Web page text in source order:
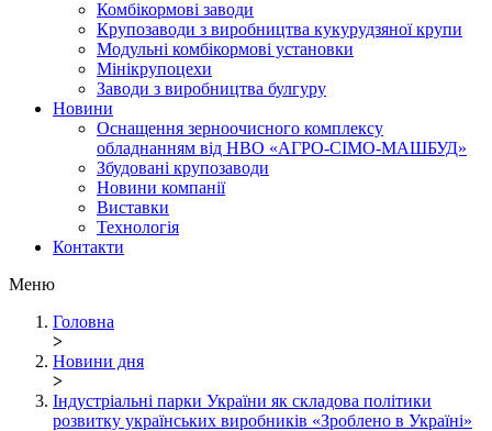
Комбікормові заводи
Крупозаводи з виробництва кукурудзяної крупи
Модульні комбікормові установки
Мінікрупоцехи
Заводи з виробництва булгуру
Новини
Оснащення зерноочисного комплексу
обладнанням від НВО «АГРО-СІМО-МАШБУД»
Збудовані крупозаводи
Новини компанії
Виставки
Технологія
Контакти
Меню
Головна
>
Новини дня
>
Індустріальні парки України як складова політики
розвитку українських виробників «Зроблено в Україні»